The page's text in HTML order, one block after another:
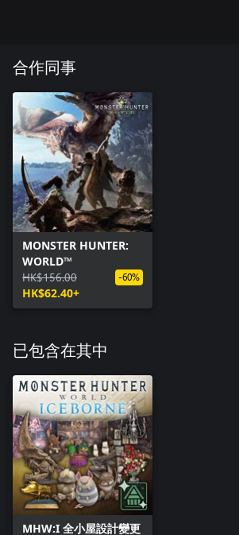
合作同事
MONSTER HUNTER:
WORLD™
HK$156.00
HK$62.40+
-60%
已包含在其中
MHW:I 全小屋設計變更